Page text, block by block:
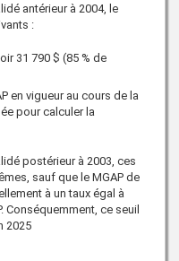
antérieur à 2004, le
:
31 790 $ (85 % de
en vigueur au cours de la
pour calculer la
postérieur à 2003, ces
sauf que le MGAP de
à un taux égal à
Conséquemment, ce seuil
2025